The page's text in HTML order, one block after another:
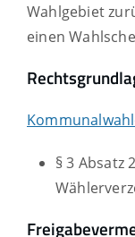
Wahlgebiet
einen
§ 3 Absatz